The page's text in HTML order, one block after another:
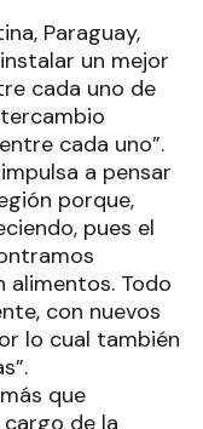
Paraguay,
un mejor
cada uno de
cada uno”.
a pensar
porque,
pues el
alimentos. Todo
con nuevos
lo cual también
que